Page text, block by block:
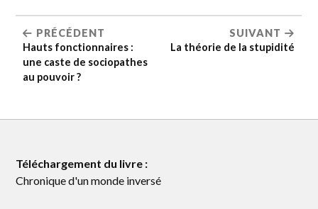
PRÉCÉDENT
Hauts fonctionnaires :
une caste de sociopathes
au pouvoir ?
SUIVANT
La théorie de la stupidité
Téléchargement du livre :
Chronique d'un monde inversé